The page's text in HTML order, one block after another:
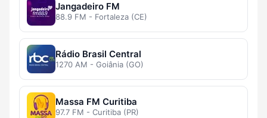
Jangadeiro FM
88.9 FM - Fortaleza (CE)
Rádio Brasil Central
1270 AM - Goiânia (GO)
Massa FM Curitiba
97.7 FM - Curitiba (PR)